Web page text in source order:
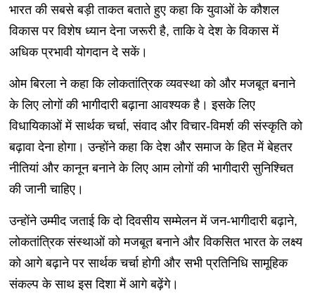
भारत की सबसे बड़ी ताकत बताते हुए कहा कि युवाओं के कौशल
विकास पर विशेष ध्यान देना जरूरी है, ताकि वे देश के विकास में
अधिक प्रभावी योगदान दे सकें।
ओम बिरला ने कहा कि लोकतांत्रिक व्यवस्था को और मजबूत बनाने
के लिए लोगों की भागीदारी बढ़ाना आवश्यक है। इसके लिए
विधायिकाओं में सार्थक चर्चा, संवाद और विचार-विमर्श की संस्कृति को
बढ़ावा देना होगा। उन्होंने कहा कि देश और समाज के हित में बेहतर
नीतियां और कानून बनाने के लिए आम लोगों की भागीदारी सुनिश्चित
की जानी चाहिए।
उन्होंने उम्मीद जताई कि दो दिवसीय सम्मेलन में जन-भागीदारी बढ़ाने,
लोकतांत्रिक संस्थाओं को मजबूत बनाने और विकसित भारत के लक्ष्य
को आगे बढ़ाने पर सार्थक चर्चा होगी और सभी प्रतिनिधि सामूहिक
संकल्प के साथ इस दिशा में आगे बढ़ेंगे।